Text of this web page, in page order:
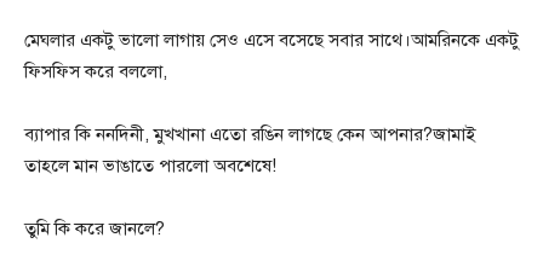
মেঘলার একটু ভালো লাগায় সেও এসে বসেছে সবার সাথে।আমরিনকে একটু
ফিসফিস করে বললো,
ব্যাপার কি ননদিনী, মুখখানা এতো রঙিন লাগছে কেন আপনার?জামাই
তাহলে মান ভাঙাতে পারলো অবশেষে!
তুমি কি করে জানলে?